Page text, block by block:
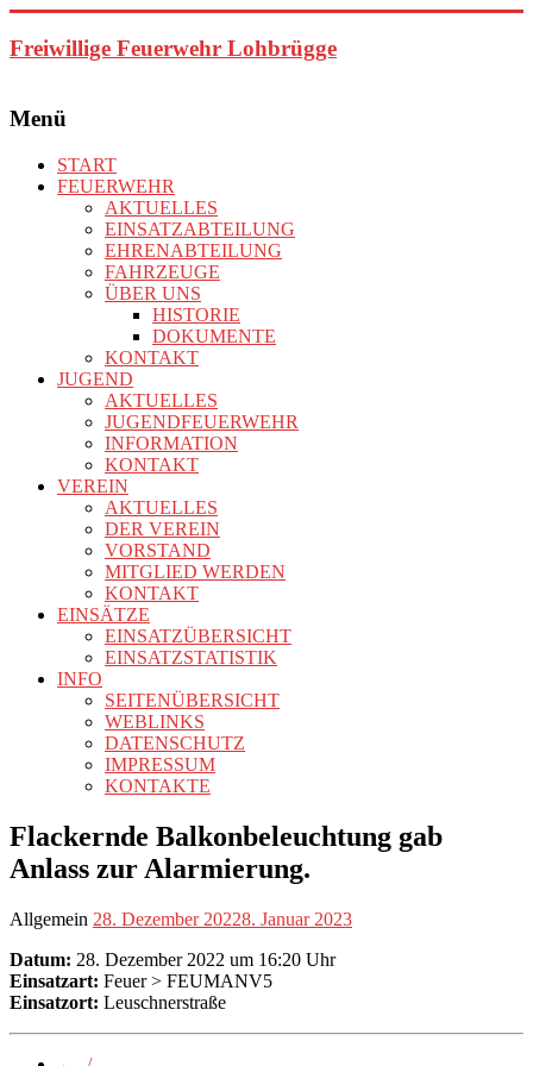
Inhalt
springen
Freiwillige Feuerwehr Lohbrügge
Menü
START
FEUERWEHR
AKTUELLES
EINSATZABTEILUNG
EHRENABTEILUNG
FAHRZEUGE
ÜBER UNS
HISTORIE
DOKUMENTE
KONTAKT
JUGEND
AKTUELLES
JUGENDFEUERWEHR
INFORMATION
KONTAKT
VEREIN
AKTUELLES
DER VEREIN
VORSTAND
MITGLIED WERDEN
KONTAKT
EINSÄTZE
EINSATZÜBERSICHT
EINSATZSTATISTIK
INFO
SEITENÜBERSICHT
WEBLINKS
DATENSCHUTZ
IMPRESSUM
KONTAKTE
Flackernde Balkonbeleuchtung gab
Anlass zur Alarmierung.
Allgemein 28. Dezember 20228. Januar 2023
Datum: 28. Dezember 2022 um 16:20 Uhr
Einsatzart: Feuer > FEUMANV5
Einsatzort: Leuschnerstraße